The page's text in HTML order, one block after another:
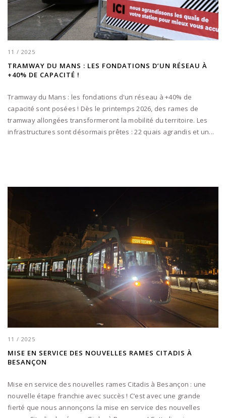
11 / 2025
TRAMWAY DU MANS : LES FONDATIONS D’UN RÉSEAU À
+40% DE CAPACITÉ !
Tramway du Mans : les fondations d'un réseau à +40% de
capacité sont posées ! Dès le printemps 2026, des rames de
tramway allongées transformeront la mobilité du territoire. Les
infrastructures sont désormais prêtes : 22 quais agrandis et un...
11 / 2025
MISE EN SERVICE DES NOUVELLES RAMES CITADIS À
BESANÇON
Mise en service des nouvelles rames Citadis à Besançon : une
nouvelle étape franchie avec succès ! C’est avec une grande
fierté que nous annonçons la mise en service des nouvelles